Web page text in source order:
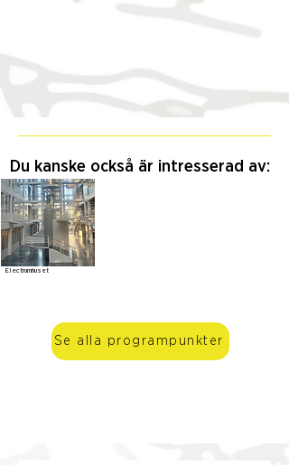
Du kanske också är intresserad av:
Electrumhuset
Se alla programpunkter